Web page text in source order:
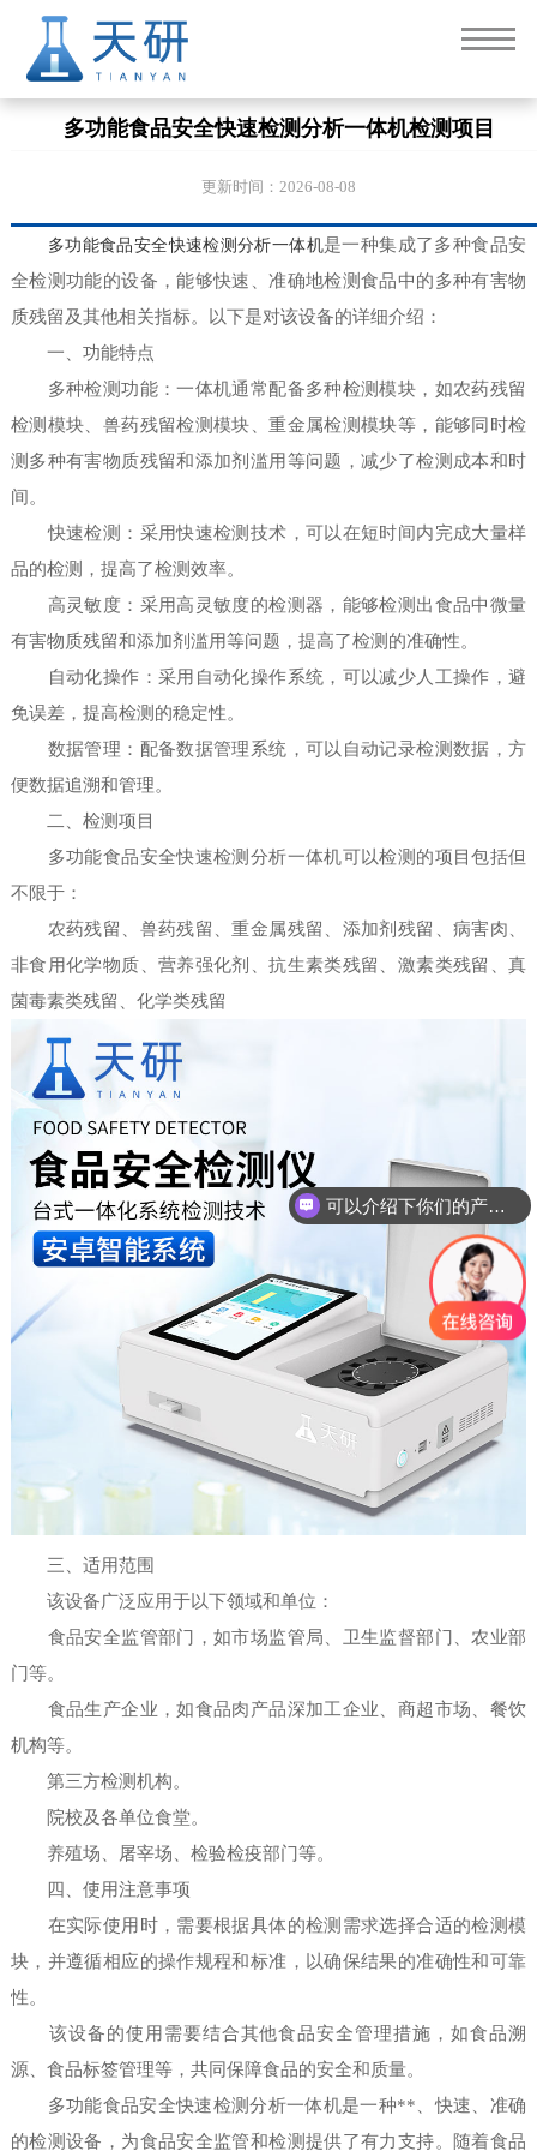
多功能食品安全快速检测分析一体机检测项目
更新时间：2026-08-08
多功能食品安全快速检测分析一体机是一种集成了多种食品安
全检测功能的设备，能够快速、准确地检测食品中的多种有害物
质残留及其他相关指标。以下是对该设备的详细介绍：
一、功能特点
多种检测功能：一体机通常配备多种检测模块，如农药残留
检测模块、兽药残留检测模块、重金属检测模块等，能够同时检
测多种有害物质残留和添加剂滥用等问题，减少了检测成本和时
间。
快速检测：采用快速检测技术，可以在短时间内完成大量样
品的检测，提高了检测效率。
高灵敏度：采用高灵敏度的检测器，能够检测出食品中微量
有害物质残留和添加剂滥用等问题，提高了检测的准确性。
自动化操作：采用自动化操作系统，可以减少人工操作，避
免误差，提高检测的稳定性。
数据管理：配备数据管理系统，可以自动记录检测数据，方
便数据追溯和管理。
二、检测项目
多功能食品安全快速检测分析一体机可以检测的项目包括但
不限于：
农药残留、兽药残留、重金属残留、添加剂残留、病害肉、
非食用化学物质、营养强化剂、抗生素类残留、激素类残留、真
菌毒素类残留、化学类残留
三、适用范围
该设备广泛应用于以下领域和单位：
食品安全监管部门，如市场监管局、卫生监督部门、农业部
门等。
食品生产企业，如食品肉产品深加工企业、商超市场、餐饮
机构等。
第三方检测机构。
院校及各单位食堂。
养殖场、屠宰场、检验检疫部门等。
四、使用注意事项
在实际使用时，需要根据具体的检测需求选择合适的检测模
块，并遵循相应的操作规程和标准，以确保结果的准确性和可靠
性。
该设备的使用需要结合其他食品安全管理措施，如食品溯
源、食品标签管理等，共同保障食品的安全和质量。
多功能食品安全快速检测分析一体机是一种**、快速、准确
的检测设备，为食品安全监管和检测提供了有力支持。随着食品
可以介绍下你们的产品么